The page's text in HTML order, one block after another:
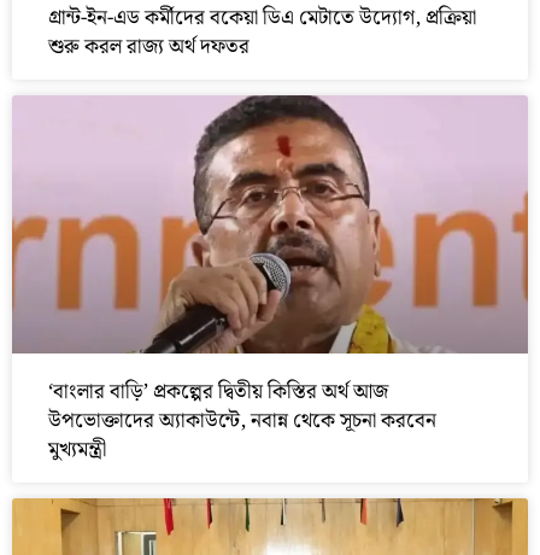
গ্রান্ট-ইন-এড কর্মীদের বকেয়া ডিএ মেটাতে উদ্যোগ, প্রক্রিয়া
শুরু করল রাজ্য অর্থ দফতর
‘বাংলার বাড়ি’ প্রকল্পের দ্বিতীয় কিস্তির অর্থ আজ
উপভোক্তাদের অ্যাকাউন্টে, নবান্ন থেকে সূচনা করবেন
মুখ্যমন্ত্রী